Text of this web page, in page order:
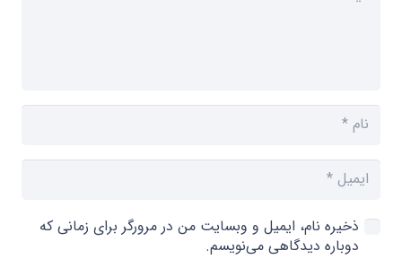
ذخیره نام، ایمیل و وبسایت من در مرورگر برای زمانی که
دوباره دیدگاهی می‌نویسم.